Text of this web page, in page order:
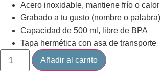
Acero inoxidable, mantiene frío o calor
Grabado a tu gusto (nombre o palabra)
Capacidad de 500 ml, libre de BPA
Tapa hermética con asa de transporte
Añadir al carrito